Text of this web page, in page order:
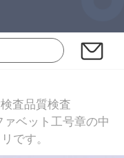
査品質検査
ベット工号章の中
です。